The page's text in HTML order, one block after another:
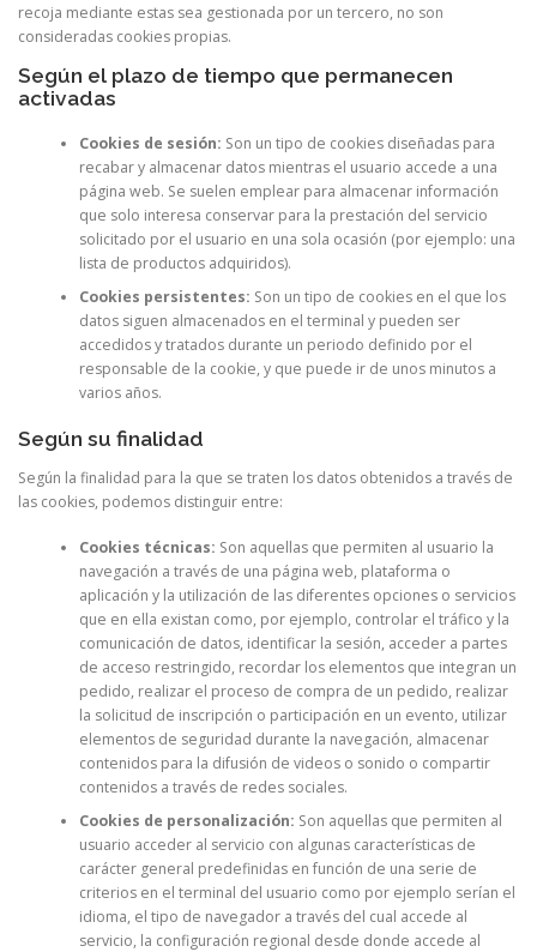
recoja mediante estas sea gestionada por un tercero, no son
consideradas cookies propias.
Según el plazo de tiempo que permanecen
activadas
Cookies de sesión: Son un tipo de cookies diseñadas para
recabar y almacenar datos mientras el usuario accede a una
página web. Se suelen emplear para almacenar información
que solo interesa conservar para la prestación del servicio
solicitado por el usuario en una sola ocasión (por ejemplo: una
lista de productos adquiridos).
Cookies persistentes: Son un tipo de cookies en el que los
datos siguen almacenados en el terminal y pueden ser
accedidos y tratados durante un periodo definido por el
responsable de la cookie, y que puede ir de unos minutos a
varios años.
Según su finalidad
Según la finalidad para la que se traten los datos obtenidos a través de
las cookies, podemos distinguir entre:
Cookies técnicas: Son aquellas que permiten al usuario la
navegación a través de una página web, plataforma o
aplicación y la utilización de las diferentes opciones o servicios
que en ella existan como, por ejemplo, controlar el tráfico y la
comunicación de datos, identificar la sesión, acceder a partes
de acceso restringido, recordar los elementos que integran un
pedido, realizar el proceso de compra de un pedido, realizar
la solicitud de inscripción o participación en un evento, utilizar
elementos de seguridad durante la navegación, almacenar
contenidos para la difusión de videos o sonido o compartir
contenidos a través de redes sociales.
Cookies de personalización: Son aquellas que permiten al
usuario acceder al servicio con algunas características de
carácter general predefinidas en función de una serie de
criterios en el terminal del usuario como por ejemplo serían el
idioma, el tipo de navegador a través del cual accede al
servicio, la configuración regional desde donde accede al